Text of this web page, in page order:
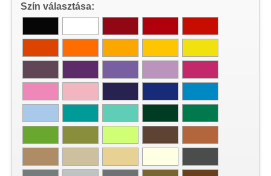
Szín választása: